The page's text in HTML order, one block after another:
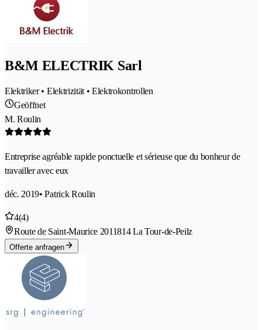
B&M ELECTRIK Sarl
Elektriker • Elektrizität • Elektrokontrollen
Geöffnet
M. Roulin
Entreprise agréable rapide ponctuelle et sérieuse que du bonheur de
travailler avec eux
déc. 2019• Patrick Roulin
4(4)
Route de Saint-Maurice 2011814 La Tour-de-Peilz
Offerte anfragen